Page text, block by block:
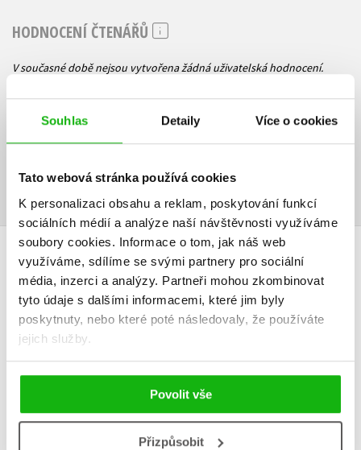
Souhlas Detaily Více o cookies
Tato webová stránka používá cookies
K personalizaci obsahu a reklam, poskytování funkcí
sociálních médií a analýze naší návštěvnosti využíváme
soubory cookies. Informace o tom, jak náš web
využíváme, sdílíme se svými partnery pro sociální
média, inzerci a analýzy. Partneři mohou zkombinovat
tyto údaje s dalšími informacemi, které jim byly
poskytnuty, nebo které poté následovaly, že používáte
jejich služby.
Povolit vše
Přizpůsobit
HODNOCENÍ ČTENÁŘŮ
V současné době nejsou vytvořena žádná uživatelská hodnocení.
Vaše hodnocení
Uživatelskou recenzi mohou vkládat pouze registrovaní uživatelé
Přihlásit
AUTOR KNIHY